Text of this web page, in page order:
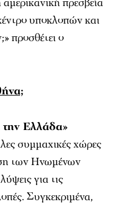
αμερικανική πρεσβεία
υποκλοπών και
προσθέτει ο
Ελλάδα»
συμμαχικές χώρες
των Ηνωμένων
για τις
Συγκεκριμένα,